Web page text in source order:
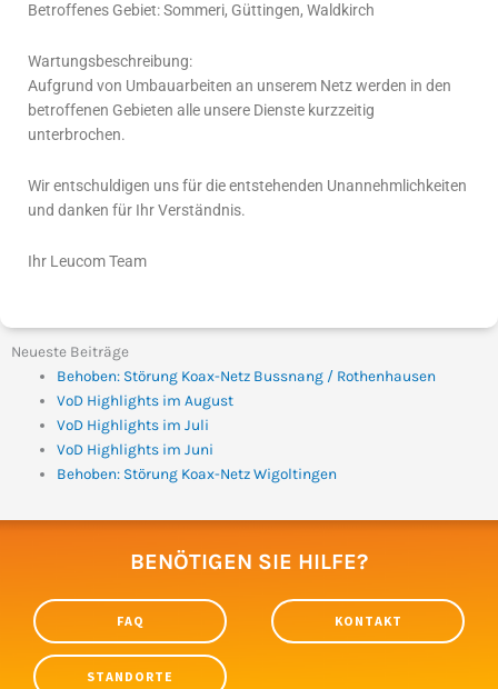
Betroffenes Gebiet: Sommeri, Güttingen, Waldkirch
Wartungsbeschreibung:
Aufgrund von Umbauarbeiten an unserem Netz werden in den
betroffenen Gebieten alle unsere Dienste kurzzeitig
unterbrochen.
Wir entschuldigen uns für die entstehenden Unannehmlichkeiten
und danken für Ihr Verständnis.
Ihr Leucom Team
Neueste Beiträge
Behoben: Störung Koax-Netz Bussnang / Rothenhausen
VoD Highlights im August
VoD Highlights im Juli
VoD Highlights im Juni
Behoben: Störung Koax-Netz Wigoltingen
BENÖTIGEN SIE HILFE?
FAQ KONTAKT
STANDORTE